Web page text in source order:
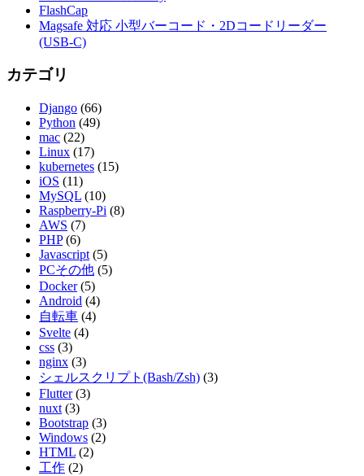
FlashCap
Magsafe 対応 小型バーコード・2Dコードリーダー
(USB-C)
カテゴリ
Django (66)
Python (49)
mac (22)
Linux (17)
kubernetes (15)
iOS (11)
MySQL (10)
Raspberry-Pi (8)
AWS (7)
PHP (6)
Javascript (5)
PCその他 (5)
Docker (5)
Android (4)
自転車 (4)
Svelte (4)
css (3)
nginx (3)
シェルスクリプト(Bash/Zsh) (3)
Flutter (3)
nuxt (3)
Bootstrap (3)
Windows (2)
HTML (2)
工作 (2)